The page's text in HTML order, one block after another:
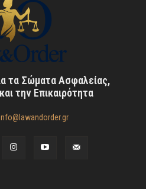
τα Σώματα Ασφαλείας,
την Επικαιρότητα